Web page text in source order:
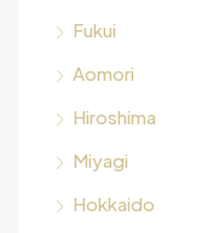
Fukui
Aomori
Hiroshima
Miyagi
Hokkaido